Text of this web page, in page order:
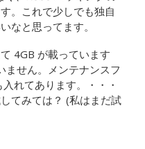
。これで少しでも独自
なと思ってます。
4GB が載っています
ません。メンテナンスフ
れてあります。・・・
てみては？ (私はまだ試